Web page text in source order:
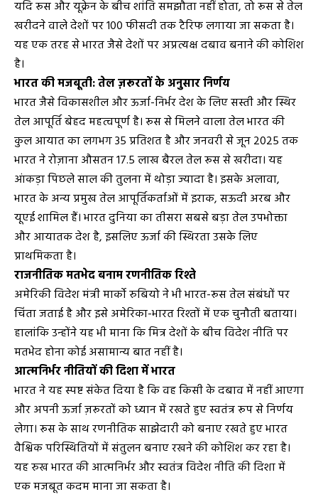
यदि रूस और यूक्रेन के बीच शांति समझौता नहीं होता, तो रूस से तेल
खरीदने वाले देशों पर 100 फीसदी तक टैरिफ लगाया जा सकता है।
यह एक तरह से भारत जैसे देशों पर अप्रत्यक्ष दबाव बनाने की कोशिश
है।
भारत की मजबूती: तेल ज़रूरतों के अनुसार निर्णय
भारत जैसे विकासशील और ऊर्जा-निर्भर देश के लिए सस्ती और स्थिर
तेल आपूर्ति बेहद महत्वपूर्ण है। रूस से मिलने वाला तेल भारत की
कुल आयात का लगभग 35 प्रतिशत है और जनवरी से जून 2025 तक
भारत ने रोज़ाना औसतन 17.5 लाख बैरल तेल रूस से खरीदा। यह
आंकड़ा पिछले साल की तुलना में थोड़ा ज्यादा है। इसके अलावा,
भारत के अन्य प्रमुख तेल आपूर्तिकर्ताओं में इराक, सऊदी अरब और
यूएई शामिल हैं। भारत दुनिया का तीसरा सबसे बड़ा तेल उपभोक्ता
और आयातक देश है, इसलिए ऊर्जा की स्थिरता उसके लिए
प्राथमिकता है।
राजनीतिक मतभेद बनाम रणनीतिक रिश्ते
अमेरिकी विदेश मंत्री मार्को रुबियो ने भी भारत-रूस तेल संबंधों पर
चिंता जताई है और इसे अमेरिका-भारत रिश्तों में एक चुनौती बताया।
हालांकि उन्होंने यह भी माना कि मित्र देशों के बीच विदेश नीति पर
मतभेद होना कोई असामान्य बात नहीं है।
आत्मनिर्भर नीतियों की दिशा में भारत
भारत ने यह स्पष्ट संकेत दिया है कि वह किसी के दबाव में नहीं आएगा
और अपनी ऊर्जा ज़रूरतों को ध्यान में रखते हुए स्वतंत्र रूप से निर्णय
लेगा। रूस के साथ रणनीतिक साझेदारी को बनाए रखते हुए भारत
वैश्विक परिस्थितियों में संतुलन बनाए रखने की कोशिश कर रहा है।
यह रुख भारत की आत्मनिर्भर और स्वतंत्र विदेश नीति की दिशा में
एक मजबूत कदम माना जा सकता है।